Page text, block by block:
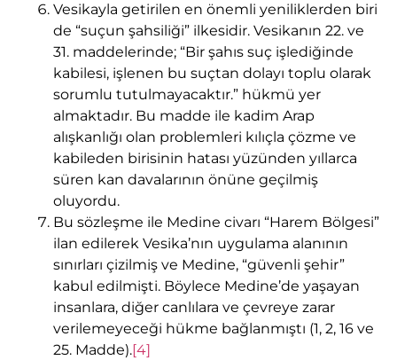
Vesikayla getirilen en önemli yeniliklerden biri
de “suçun şahsiliği” ilkesidir. Vesikanın 22. ve
31. maddelerinde; “Bir şahıs suç işlediğinde
kabilesi, işlenen bu suçtan dolayı toplu olarak
sorumlu tutulmayacaktır.” hükmü yer
almaktadır. Bu madde ile kadim Arap
alışkanlığı olan problemleri kılıçla çözme ve
kabileden birisinin hatası yüzünden yıllarca
süren kan davalarının önüne geçilmiş
oluyordu.
Bu sözleşme ile Medine civarı “Harem Bölgesi”
ilan edilerek Vesika’nın uygulama alanının
sınırları çizilmiş ve Medine, “güvenli şehir”
kabul edilmişti. Böylece Medine’de yaşayan
insanlara, diğer canlılara ve çevreye zarar
verilemeyeceği hükme bağlanmıştı (1, 2, 16 ve
25. Madde).[4]